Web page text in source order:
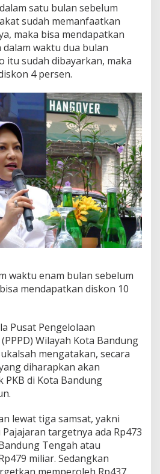
o
t
o
r
satu bulan sebelum
sudah memanfaatkan
maka bisa mendapatkan
dalam waktu dua bulan
itu sudah dibayarkan, maka
4 persen.
waktu enam bulan sebelum
mendapatkan diskon 10
Pusat Pengelolaan
Wilayah Kota Bandung
mengatakan, secara
diharapkan akan
di Kota Bandung
lewat tiga samsat, yakni
targetnya ada Rp473
Tengah atau
miliar. Sedangkan